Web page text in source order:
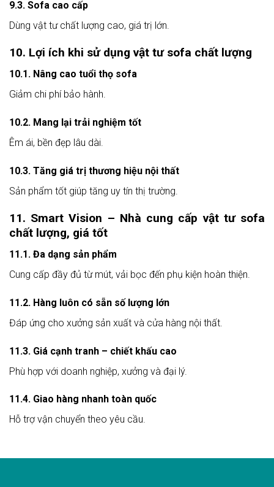
9.3. Sofa cao cấp
Dùng vật tư chất lượng cao, giá trị lớn.
10. Lợi ích khi sử dụng vật tư sofa chất lượng
10.1. Nâng cao tuổi thọ sofa
Giảm chi phí bảo hành.
10.2. Mang lại trải nghiệm tốt
Êm ái, bền đẹp lâu dài.
10.3. Tăng giá trị thương hiệu nội thất
Sản phẩm tốt giúp tăng uy tín thị trường.
11. Smart Vision – Nhà cung cấp vật tư sofa
chất lượng, giá tốt
11.1. Đa dạng sản phẩm
Cung cấp đầy đủ từ mút, vải bọc đến phụ kiện hoàn thiện.
11.2. Hàng luôn có sẵn số lượng lớn
Đáp ứng cho xưởng sản xuất và cửa hàng nội thất.
11.3. Giá cạnh tranh – chiết khấu cao
Phù hợp với doanh nghiệp, xưởng và đại lý.
11.4. Giao hàng nhanh toàn quốc
Hỗ trợ vận chuyển theo yêu cầu.